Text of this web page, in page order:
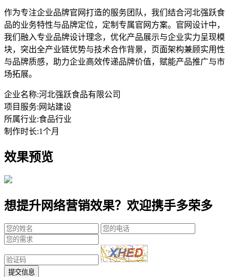
作为专注企业品牌官网打造的服务团队，我们结合河北强跃食
品的业务特性与品牌定位，定制专属官网方案。官网设计中，
我们融入专业品牌设计理念，优化产品展示与企业实力呈现模
块，突出全产业链优势与技术合作背景，页面架构兼顾实用性
与品牌质感，助力企业高效传递品牌价值，赋能产品推广与市
场拓展。
企业名称:河北强跃食品有限公司
项目服务: 网站建设
所属行业:食品行业
制作时长:1个月
效果预览
想提升网络营销效果？欢迎携手多荣多
提交信息